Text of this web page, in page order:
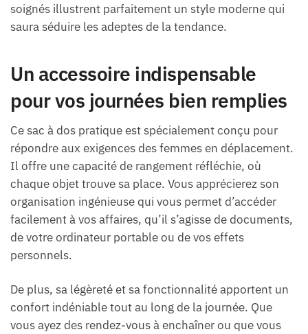
soignés illustrent parfaitement un style moderne qui
saura séduire les adeptes de la tendance.
Un accessoire indispensable
pour vos journées bien remplies
Ce sac à dos pratique est spécialement conçu pour
répondre aux exigences des femmes en déplacement.
Il offre une capacité de rangement réfléchie, où
chaque objet trouve sa place. Vous apprécierez son
organisation ingénieuse qui vous permet d’accéder
facilement à vos affaires, qu’il s’agisse de documents,
de votre ordinateur portable ou de vos effets
personnels.
De plus, sa légèreté et sa fonctionnalité apportent un
confort indéniable tout au long de la journée. Que
vous ayez des rendez-vous à enchaîner ou que vous